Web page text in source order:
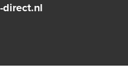
direct.nl